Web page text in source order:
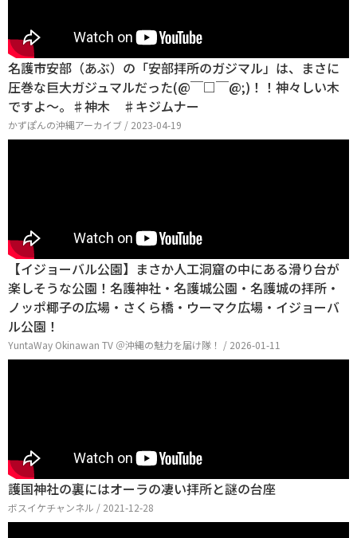
名護市安部（あぶ）の「安部拝所のガジマル」は、まさに
圧巻な巨大ガジュマルだった(@￣□￣@;)！！神々しい木
ですよ～。♯神木 ♯キジムナー
かずぽんの沖縄アーカイブ / 2023-04-19
【イジョーバル公園】まさか人工洞窟の中にある滑り台が
楽しそうな公園！名護神社・名護城公園・名護城の拝所・
ノッポ椰子の広場・さくら橋・ウーマク広場・イジョーバ
ル公園！
YuntaWay Okinawan TV ＠沖縄の魅力を届け隊！ / 2026-01-11
護国神社の裏にはオーラの凄い拝所と謎の台座
ボスイケチャンネル / 2021-12-28